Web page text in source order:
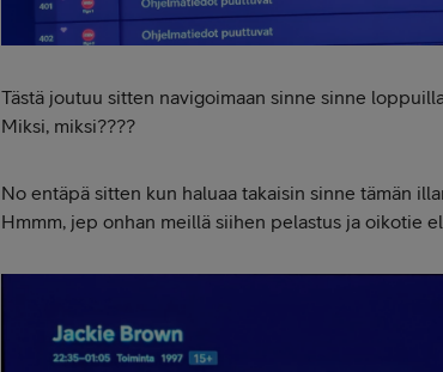
Tästä joutuu sitten navigoimaan sinne sinne
Miksi, miksi????
No entäpä sitten kun haluaa takaisin sinne tämän
Hmmm, jep onhan meillä siihen pelastus ja oikotie